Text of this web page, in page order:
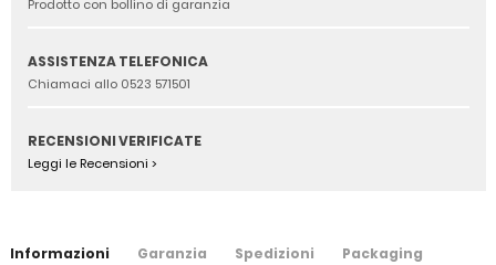
Prodotto con bollino di garanzia
ASSISTENZA TELEFONICA
Chiamaci allo 0523 571501
RECENSIONI VERIFICATE
Leggi le Recensioni >
Informazioni Garanzia Spedizioni Packaging